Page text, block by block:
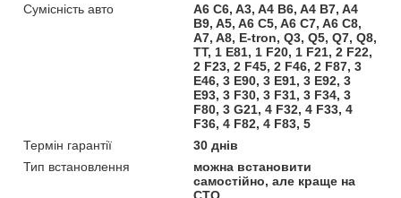
Сумісність авто
A6 C6, A3, A4 B6, A4 B7, A4
B9, A5, A6 C5, A6 C7, A6 C8,
A7, A8, E-tron, Q3, Q5, Q7, Q8,
TT, 1 E81, 1 F20, 1 F21, 2 F22,
2 F23, 2 F45, 2 F46, 2 F87, 3
E46, 3 E90, 3 E91, 3 E92, 3
E93, 3 F30, 3 F31, 3 F34, 3
F80, 3 G21, 4 F32, 4 F33, 4
F36, 4 F82, 4 F83, 5
Термін гарантії
30 днів
Тип встановлення
можна встановити
самостійно, але краще на
СТО